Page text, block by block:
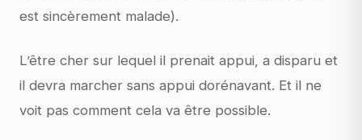
est sincèrement malade).
L’être cher sur lequel il prenait appui, a disparu et
il devra marcher sans appui dorénavant. Et il ne
voit pas comment cela va être possible.